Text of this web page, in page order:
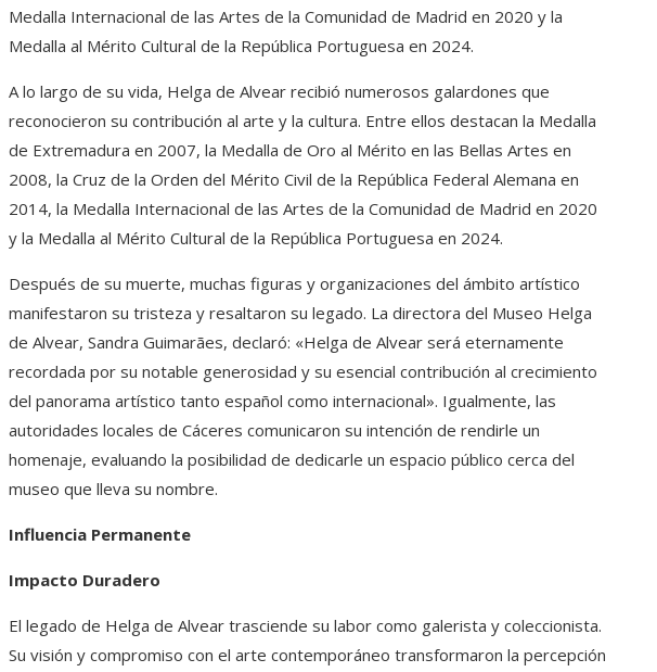
Medalla Internacional de las Artes de la Comunidad de Madrid en 2020 y la
Medalla al Mérito Cultural de la República Portuguesa en 2024.
A lo largo de su vida, Helga de Alvear recibió numerosos galardones que
reconocieron su contribución al arte y la cultura. Entre ellos destacan la Medalla
de Extremadura en 2007, la Medalla de Oro al Mérito en las Bellas Artes en
2008, la Cruz de la Orden del Mérito Civil de la República Federal Alemana en
2014, la Medalla Internacional de las Artes de la Comunidad de Madrid en 2020
y la Medalla al Mérito Cultural de la República Portuguesa en 2024.
Después de su muerte, muchas figuras y organizaciones del ámbito artístico
manifestaron su tristeza y resaltaron su legado. La directora del Museo Helga
de Alvear, Sandra Guimarães, declaró: «Helga de Alvear será eternamente
recordada por su notable generosidad y su esencial contribución al crecimiento
del panorama artístico tanto español como internacional». Igualmente, las
autoridades locales de Cáceres comunicaron su intención de rendirle un
homenaje, evaluando la posibilidad de dedicarle un espacio público cerca del
museo que lleva su nombre.
Influencia Permanente
Impacto Duradero
El legado de Helga de Alvear trasciende su labor como galerista y coleccionista.
Su visión y compromiso con el arte contemporáneo transformaron la percepción